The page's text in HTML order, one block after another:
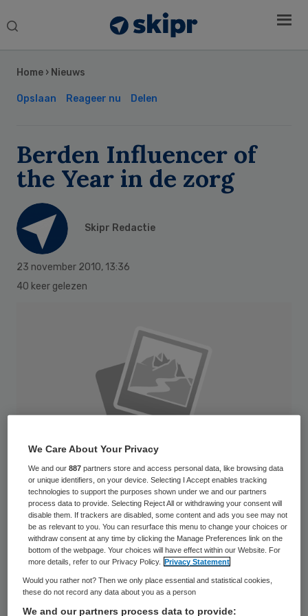
Search
Home › Nieuws
Opslaan Reageer nu Delen
Berden Influencer of
the Year in de zorg
Skipr Redactie
23 november 2010, 13:36
40 keer gelezen
Bart Berden, lid van de raad van bestuur
St. Elisabeth ziekenhuis in Tilburg, is
verkozen tot Influencer of the Year. Berden
volgt oud-bestuursvoorzitter Frits
Sidebar
We Care About Your Privacy
We and our887 partners store and access personal data, like browsing data
or unique identifiers, on your device. Selecting I Accept enables tracking
technologies to support the purposes shown under we and our partners
process data to provide. Selecting Reject All or withdrawing your consent will
disable them. If trackers are disabled, some content and ads you see may not
be as relevant to you. You can resurface this menu to change your choices or
withdraw consent at any time by clicking the Manage Preferences link on the
bottom of the webpage. Your choices will have effect within our Website. For
more details, refer to our Privacy Policy.
Privacy Statement
Would you rather not? Then we only place essential and statistical cookies,
these do not record any data about you as a person
We and our partners process data to provide: